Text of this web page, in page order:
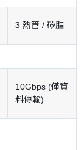
3 熱管 / 矽脂
10Gbps (僅資
料傳輸)